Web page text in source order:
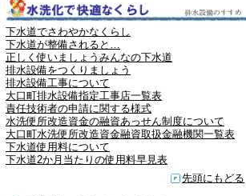
下水道でさわやかなくらし
下水道が整備されると…
正しく使いましょうみんなの下水道
排水設備をつくりましょう
排水設備工事について
大口町排水設備指定工事店一覧表
責任技術者の申請に関する様式
水洗便所改造資金の融資あっせん制度について
大口町水洗便所改造資金融資取扱金融機関一覧表
下水道使用料について
下水道2か月当たりの使用料早見表
先頭にもどる